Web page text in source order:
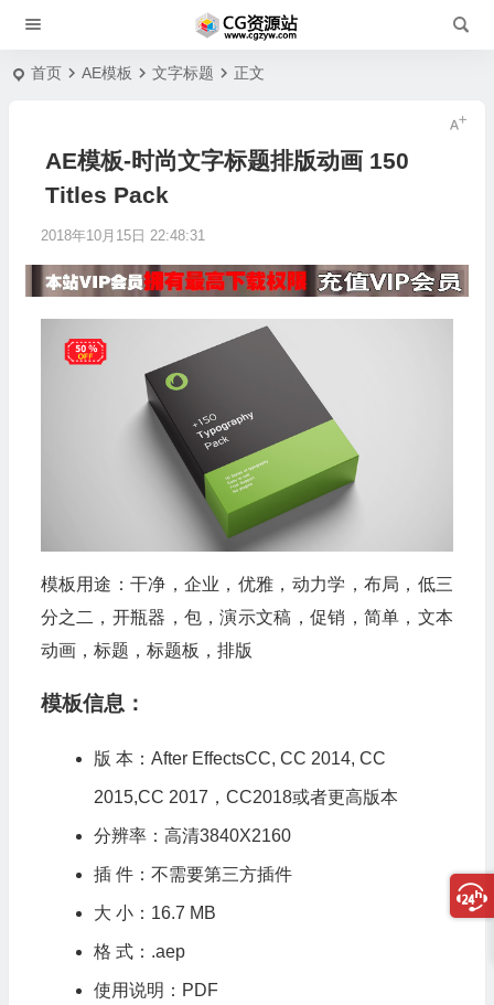
首页 AE模板 文字标题 正文
AE模板-时尚文字标题排版动画 150
Titles Pack
2018年10月15日 22:48:31
模板用途：干净，企业，优雅，动力学，布局，低三
分之二，开瓶器，包，演示文稿，促销，简单，文本
动画，标题，标题板，排版
模板信息：
版 本：After EffectsCC, CC 2014, CC
2015,CC 2017，CC2018或者更高版本
分辨率：高清3840X2160
插 件：不需要第三方插件
大 小：16.7 MB
格 式：.aep
使用说明：PDF